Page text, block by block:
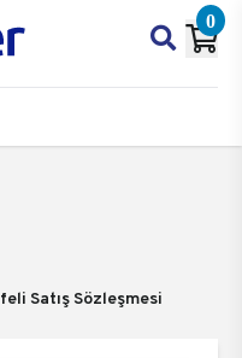
0
Satış Sözleşmesi